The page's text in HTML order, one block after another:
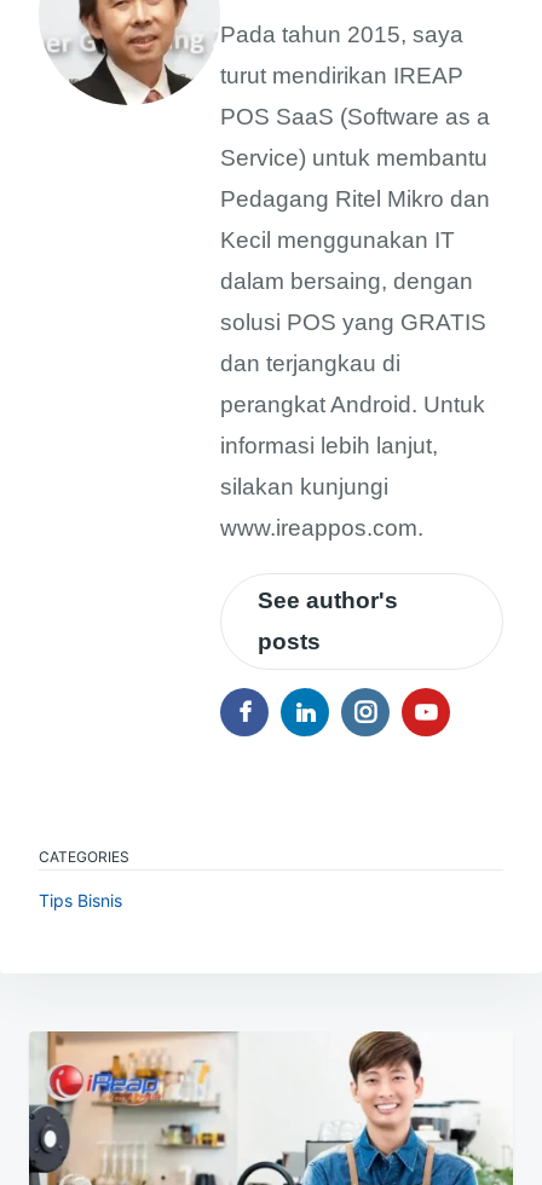
Pada tahun 2015, saya
turut mendirikan IREAP
POS SaaS (Software as a
Service) untuk membantu
Pedagang Ritel Mikro dan
Kecil menggunakan IT
dalam bersaing, dengan
solusi POS yang GRATIS
dan terjangkau di
perangkat Android. Untuk
informasi lebih lanjut,
silakan kunjungi
www.ireappos.com.
See author's
posts
CATEGORIES
Tips Bisnis
pos